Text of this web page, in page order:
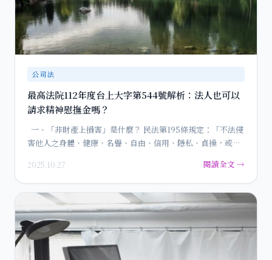
公司法
最高法院112年度台上大字第544號解析：法人也可以
請求精神慰撫金嗎？
一、「非財產上損害」是什麼？ 民法第195條規定：「不法侵
害他人之身體、健康、名譽、自由、信用、隱私、貞操，或
2025.10.27 閱讀全文 →